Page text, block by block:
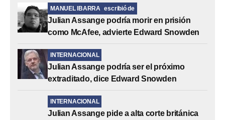
MANUEL IBARRA escribió de
Julian Assange podría morir en prisión
como McAfee, advierte Edward Snowden
INTERNACIONAL
Julian Assange podría ser el próximo
extraditado, dice Edward Snowden
INTERNACIONAL
Julian Assange pide a alta corte británica